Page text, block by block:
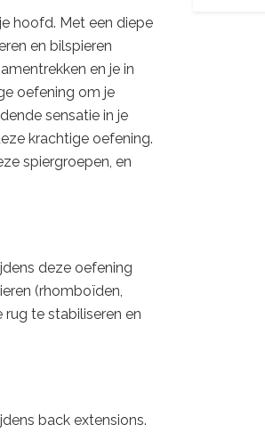
hoofd. Met een diepe
en bilspieren
en je in
oefening om je
sensatie in je
krachtige oefening.
spiergroepen, en
deze oefening
(rhomboïden,
te stabiliseren en
back extensions.